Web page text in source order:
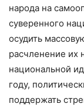
народа на
суверенного
осудить
расчленение их
национальной
году,
поддержать